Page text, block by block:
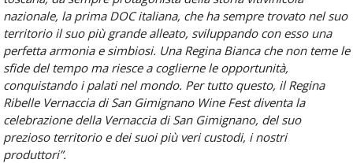
nazionale, la prima DOC italiana, che ha sempre trovato nel suo
territorio il suo più grande alleato, sviluppando con esso una
perfetta armonia e simbiosi. Una Regina Bianca che non teme le
sfide del tempo ma riesce a coglierne le opportunità,
conquistando i palati nel mondo. Per tutto questo, il Regina
Ribelle Vernaccia di San Gimignano Wine Fest diventa la
celebrazione della Vernaccia di San Gimignano, del suo
prezioso territorio e dei suoi più veri custodi, i nostri
produttori”.